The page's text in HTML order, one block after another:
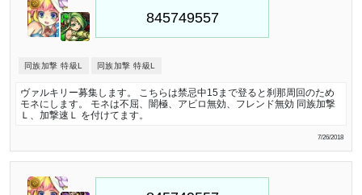
同族加撃 特級L 同族加撃 特級L
ヴァルキリー募集します。 こちらは禁忌中15まで登ると刹那周回のため
モネにします。 モネは不屈、闇極、アビロ無効、フレンド無効 同族加撃
Ｌ、加撃速Ｌ を付けてます。
7/26/2018